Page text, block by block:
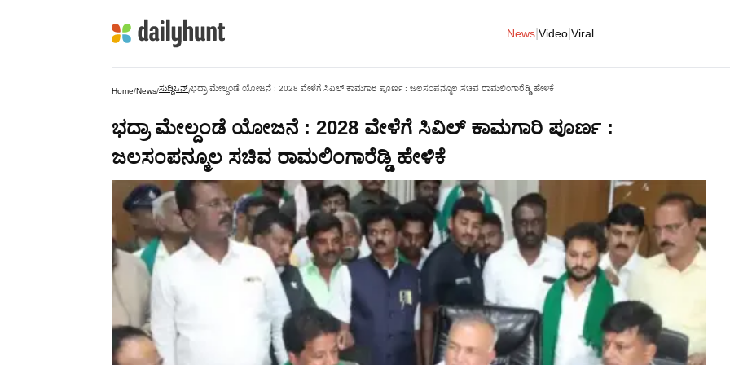
News Video Viral
Home/News/ಸುದ್ದಿಒನ್/ಭದ್ರಾ ಮೇಲ್ದಂಡೆ ಯೋಜನೆ : 2028 ವೇಳೆಗೆ ಸಿವಿಲ್ ಕಾಮಗಾರಿ ಪೂರ್ಣ : ಜಲಸಂಪನ್ಮೂಲ ಸಚಿವ ರಾಮಲಿಂಗಾರೆಡ್ಡಿ ಹೇಳಿಕೆ
ಭದ್ರಾ ಮೇಲ್ದಂಡೆ ಯೋಜನೆ : 2028 ವೇಳೆಗೆ ಸಿವಿಲ್ ಕಾಮಗಾರಿ ಪೂರ್ಣ :
ಜಲಸಂಪನ್ಮೂಲ ಸಚಿವ ರಾಮಲಿಂಗಾರೆಡ್ಡಿ ಹೇಳಿಕೆ